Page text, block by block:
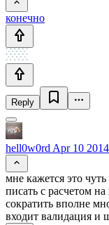
конечно
Reply
hell0w0rd Apr 10
мне кажется это
писать с расчетом
сократить вполне
входит валидация и